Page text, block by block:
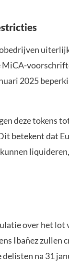
2025
deze tokens
betekent dat
over het lot
Ibañez zullen
na 31